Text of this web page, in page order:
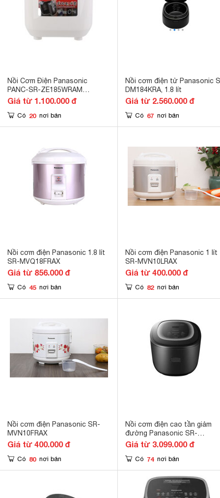
Nồi Cơm Điện Panasonic
PANC-SR-ZE185WRAM
(ZE185WRA/ZE185)
Giá từ 1.100.000 đ
Có 20 nơi bán
Nồi cơm điện tử Panasonic
DM184KRA, 1.8 lít
Giá từ 2.560.000 đ
Có 67 nơi bán
Nồi cơm điện Panasonic 1.8 lít
SR-MVQ18FRAX
Giá từ 856.000 đ
Có 45 nơi bán
Nồi cơm điện Panasonic 1 lít
SR-MVN10LRAX
Giá từ 400.000 đ
Có 82 nơi bán
Nồi cơm điện Panasonic SR-
MVN10FRAX
Giá từ 400.000 đ
Có 80 nơi bán
Nồi cơm điện cao tần giảm
đường Panasonic SR-
HL151KRA
Giá từ 3.099.000 đ
Có 74 nơi bán